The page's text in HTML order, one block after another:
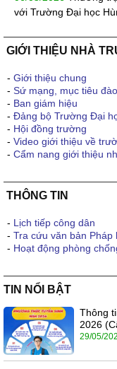
với Trường Đại học
GIỚI THIỆU NHÀ
- Giới thiệu chung
- Sứ mạng, mục tiêu
- Ban giám hiệu
- Đảng bộ Trường Đại
- Hội đồng trường
- Video giới thiệu về
- Cẩm nang giới thiệu
THÔNG TIN
- Lịch tiếp công dân
- Tra cứu văn bản Pháp
- Hoạt động phòng
TIN NỔI BẬT
Thông
2026
29/05/